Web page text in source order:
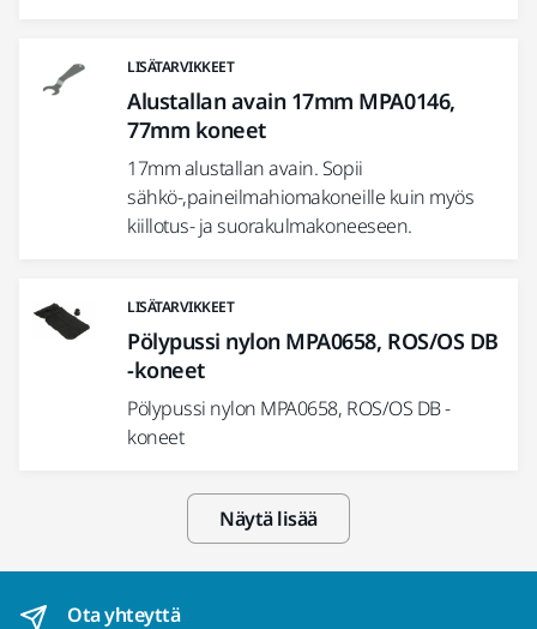
LISÄTARVIKKEET
Alustallan avain 17mm MPA0146,
77mm koneet
17mm alustallan avain. Sopii
sähkö-,paineilmahiomakoneille kuin myös
kiillotus- ja suorakulmakoneeseen.
LISÄTARVIKKEET
Pölypussi nylon MPA0658, ROS/OS DB
-koneet
Pölypussi nylon MPA0658, ROS/OS DB -
koneet
Näytä lisää
Ota yhteyttä